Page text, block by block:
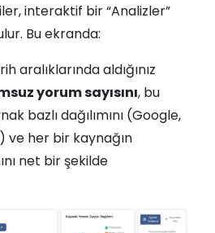
interaktif bir “Analizler”
Bu ekranda:
aralıklarında aldığınız
yorum sayısını, bu
bazlı dağılımını (Google,
ve her bir kaynağın
net bir şekilde